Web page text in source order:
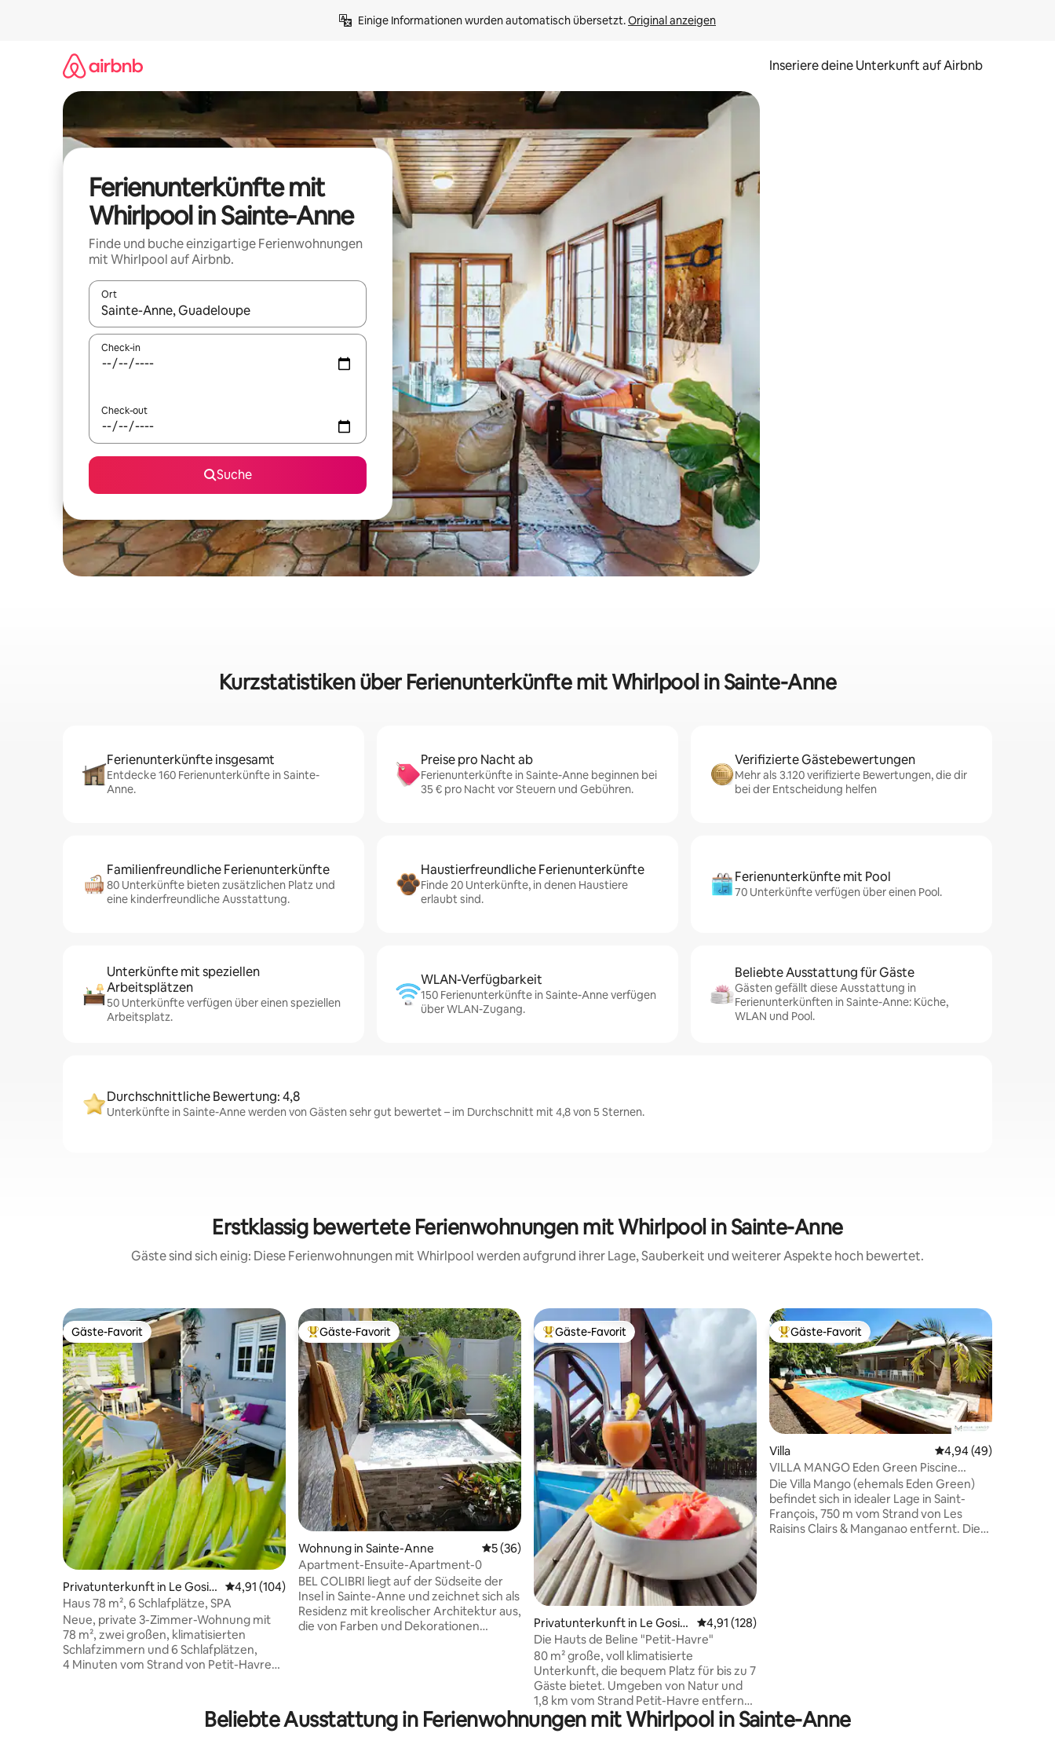
Einige Informationen wurden automatisch übersetzt. Original anzeigen
Inseriere deine Unterkunft auf Airbnb
Ferienunterkünfte mit
Whirlpool in Sainte-Anne
Finde und buche einzigartige Ferienwohnungen
mit Whirlpool auf Airbnb.
Ort
Wenn Ergebnisse verfügbar sind, navigiere mit den Pfeiltasten nach oben und unten oder erkunde die Ergebnisse durch Berühren oder Wischgesten.
Check-in
Check-out
Suche
Kurzstatistiken über Ferienunterkünfte mit Whirlpool in Sainte-Anne
Ferienunterkünfte insgesamt
Entdecke 160 Ferienunterkünfte in Sainte-
Anne.
Preise pro Nacht ab
Ferienunterkünfte in Sainte-Anne beginnen bei
35 € pro Nacht vor Steuern und Gebühren.
Verifizierte Gästebewertungen
Mehr als 3.120 verifizierte Bewertungen, die dir
bei der Entscheidung helfen
Familienfreundliche Ferienunterkünfte
80 Unterkünfte bieten zusätzlichen Platz und
eine kinderfreundliche Ausstattung.
Haustierfreundliche Ferienunterkünfte
Finde 20 Unterkünfte, in denen Haustiere
erlaubt sind.
Ferienunterkünfte mit Pool
70 Unterkünfte verfügen über einen Pool.
Unterkünfte mit speziellen
Arbeitsplätzen
50 Unterkünfte verfügen über einen speziellen
Arbeitsplatz.
WLAN-Verfügbarkeit
150 Ferienunterkünfte in Sainte-Anne verfügen
über WLAN-Zugang.
Beliebte Ausstattung für Gäste
Gästen gefällt diese Ausstattung in
Ferienunterkünften in Sainte-Anne: Küche,
WLAN und Pool.
Durchschnittliche Bewertung: 4,8
Unterkünfte in Sainte-Anne werden von Gästen sehr gut bewertet – im Durchschnitt mit 4,8 von 5 Sternen.
Erstklassig bewertete Ferienwohnungen mit Whirlpool in Sainte-Anne
Gäste sind sich einig: Diese Ferienwohnungen mit Whirlpool werden aufgrund ihrer Lage, Sauberkeit und weiterer Aspekte hoch bewertet.
Gäste-Favorit
Gäste-Favorit
Privatunterkunft in Le Gosie
r
Durchschnittliche Bewertung: 4,91 von 5, 104 Bewertungen
4,91 (104)
Haus 78 m², 6 Schlafplätze, SPA
Neue, private 3-Zimmer-Wohnung mit
78 m², zwei großen, klimatisierten
Schlafzimmern und 6 Schlafplätzen,
4 Minuten vom Strand von Petit-Havre
Badezimmer, ebenerdige Dusche,
separates WC, großes Wohnzimmer,
Beliebter Gäste-Favorit.
Gäste-Favorit
Wohnung in Sainte-Anne Durchschnittliche Bewertung: 5 von 5, 36 Bewertungen
5 (36)
Apartment-Ensuite-Apartment-0
BEL COLIBRI liegt auf der Südseite der
Insel in Sainte-Anne und zeichnet sich als
Residenz mit kreolischer Architektur aus,
die von Farben und Dekorationen
Ort. Verteilt über 2 Etagen, unsere
Wohnungen. (1 T3 im ersten Stock und 2
Beliebter Gäste-Favorit.
Gäste-Favorit
Privatunterkunft in Le Gosie
r
Durchschnittliche Bewertung: 4,91 von 5, 128 Bewertungen
4,91 (128)
Die Hauts de Beline "Petit-Havre"
80 m² große, voll klimatisierte
Unterkunft, die bequem Platz für bis zu 7
Gäste bietet. Umgeben von Natur und
1,8 km vom Strand Petit-Havre entfernt,
bietet es Ruhe und einen echten
Tapetenwechsel. Genieße einen
Beliebter Gäste-Favorit.
Gäste-Favorit
Villa Durchschnittliche
4,94 (49)
VILLA MANGO Eden Green Piscine
Jacuzzi 3ch 3 sdb
Die Villa Mango (ehemals Eden Green)
befindet sich in idealer Lage in Saint-
François, 750 m vom Strand von Les
Raisins Clairs & Manganao entfernt. Die
Beliebte Ausstattung in Ferienwohnungen mit Whirlpool in Sainte-Anne